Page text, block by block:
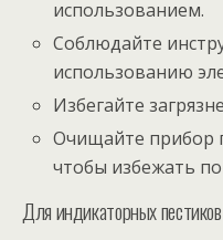
использованием.
Соблюдайте
использованию
Избегайте
Очищайте прибор
чтобы избежать
Для индикаторных пестиков